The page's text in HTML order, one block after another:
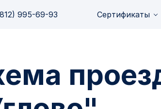
995-69-93 Сертификаты